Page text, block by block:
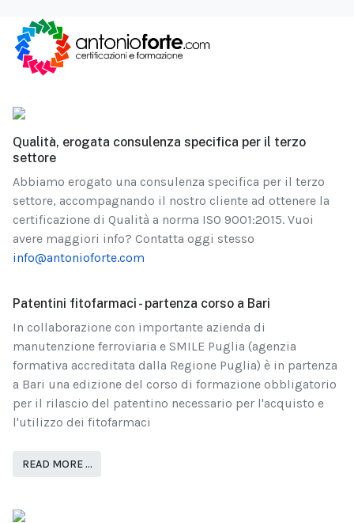
Qualità, erogata consulenza specifica per il terzo
settore
Abbiamo erogato una consulenza specifica per il terzo
settore, accompagnando il nostro cliente ad ottenere la
certificazione di Qualità a norma ISO 9001:2015. Vuoi
avere maggiori info? Contatta oggi stesso
info@antonioforte.com
Patentini fitofarmaci - partenza corso a Bari
In collaborazione con importante azienda di
manutenzione ferroviaria e SMILE Puglia (agenzia
formativa accreditata dalla Regione Puglia) è in partenza
a Bari una edizione del corso di formazione obbligatorio
per il rilascio del patentino necessario per l'acquisto e
l'utilizzo dei fitofarmaci
READ MORE …